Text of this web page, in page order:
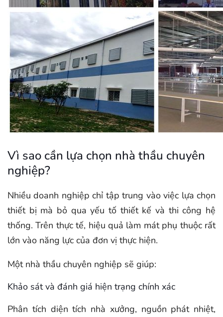
Vì sao cần lựa chọn nhà thầu chuyên
nghiệp?
Nhiều doanh nghiệp chỉ tập trung vào việc lựa chọn
thiết bị mà bỏ qua yếu tố thiết kế và thi công hệ
thống. Trên thực tế, hiệu quả làm mát phụ thuộc rất
lớn vào năng lực của đơn vị thực hiện.
Một nhà thầu chuyên nghiệp sẽ giúp:
Khảo sát và đánh giá hiện trạng chính xác
Phân tích diện tích nhà xưởng, nguồn phát nhiệt,